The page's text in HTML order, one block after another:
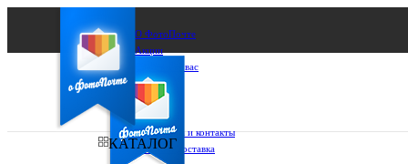
О ФотоПочте
Акции
Сделаем за вас
Бизнесу
FAQ
Франшиза
Поддержка и контакты
Оплата и доставка
КАТАЛОГ